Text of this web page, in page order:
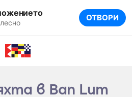
ОТВОРИ
в Ban Lum